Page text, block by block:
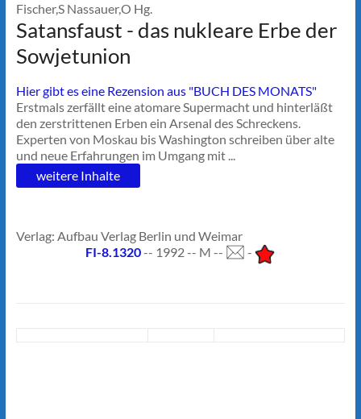
Fischer,S Nassauer,O Hg.
Satansfaust - das nukleare Erbe der
Sowjetunion
Hier gibt es eine Rezension aus "BUCH DES MONATS"
Erstmals zerfällt eine atomare Supermacht und hinterläßt
den zerstrittenen Erben ein Arsenal des Schreckens.
Experten von Moskau bis Washington schreiben über alte
und neue Erfahrungen im Umgang mit ...
weitere Inhalte
Verlag: Aufbau Verlag Berlin und Weimar
FI-8.1320-- 1992 -- M -- -